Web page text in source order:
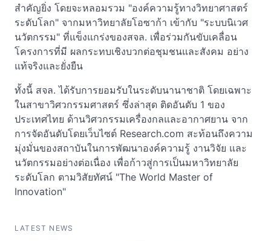
สำคัญยิ่ง โดยจะหลอมรวม "องค์ความรู้ทางวิทยาศาสตร์
ระดับโลก" จากมหาวิทยาลัยโอซาก้า เข้ากับ "ระบบนิเวศ
นวัตกรรม" ที่แข็งแกร่งของสจล. เพื่อร่วมกันขับเคลื่อน
โครงการที่มี ผลกระทบเชิงบวกต่อชุมชนและสังคม อย่าง
แท้จริงและยั่งยืน
ทั้งนี้ สจล. ได้รับการยอมรับในระดับนานาชาติ โดยเฉพาะ
ในสาขาวิศวกรรมศาสตร์ ซึ่งล่าสุด ติดอันดับ 1 ของ
ประเทศไทย ด้านวิศวกรรมเครื่องกลและอากาศยาน จาก
การจัดอันดับโดยเว็บไซต์ Research.com สะท้อนถึงความ
มุ่งมั่นของสถาบันในการพัฒนาองค์ความรู้ งานวิจัย และ
นวัตกรรมอย่างต่อเนื่อง เพื่อก้าวสู่การเป็นมหาวิทยาลัย
ระดับโลก ตามวิสัยทัศน์ "The World Master of
Innovation"
LATEST NEWS